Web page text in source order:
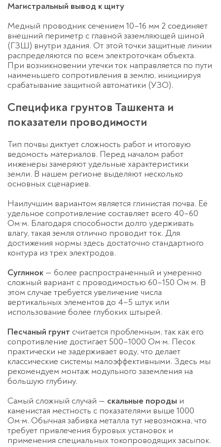
Магистральный вывод к щиту
Медный проводник сечением 10–16 мм 2 соединяет
внешний периметр с главной заземляющей шиной
(ГЗШ) внутри здания. От этой точки защитные линии
распределяются по всем электроточкам объекта.
При возникновении утечки ток направляется по пути
наименьшего сопротивления в землю, инициируя
срабатывание защитной автоматики (УЗО).
Специфика грунтов Ташкента и
показатели проводимости
Тип почвы диктует сложность работ и итоговую
ведомость материалов. Перед началом работ
инженеры замеряют удельные характеристики
земли. В нашем регионе выделяют несколько
основных сценариев.
Наилучшим вариантом является глинистая почва. Её
удельное сопротивление составляет всего 40–60
Ом·м. Благодаря способности долго удерживать
влагу, такая земля отлично проводит ток. Для
достижения нормы здесь достаточно стандартного
контура из трех электродов.
Суглинок — более распространенный и умеренно
сложный вариант с проводимостью 60–150 Ом·м. В
этом случае требуется увеличение числа
вертикальных элементов до 4–5 штук или
использование более глубоких штырей.
Песчаный грунт считается проблемным, так как его
сопротивление достигает 500–1000 Ом·м. Песок
практически не задерживает воду, что делает
классические системы малоэффективными. Здесь мы
рекомендуем монтаж модульного заземления на
большую глубину.
Самый сложный случай — скальные породы и
каменистая местность с показателями выше 1000
Ом·м. Обычная забивка металла тут невозможна, что
требует привлечения буровых установок и
применения специальных токопроводящих засыпок.